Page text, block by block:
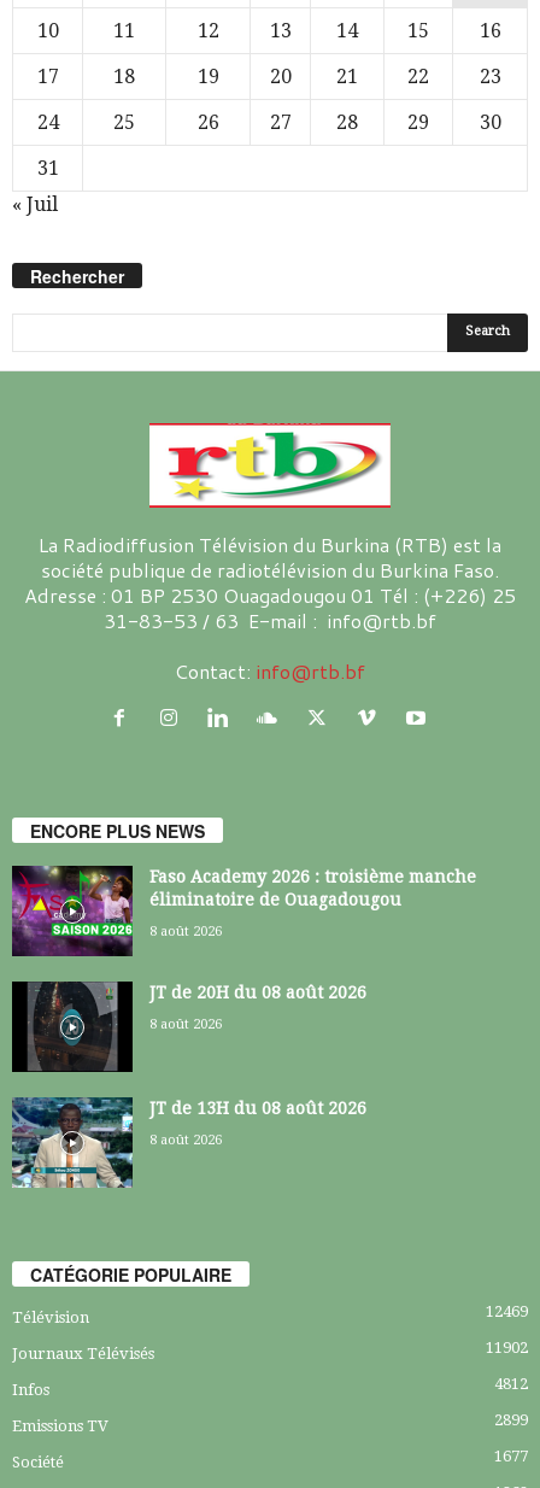
10
11 12 13 14 15
16
17
18 19 20 21 22
23
24
25 26 27 28 29
30
31
« Juil
Rechercher
La Radiodiffusion Télévision du Burkina (RTB) est la
société publique de radiotélévision du Burkina Faso.
Adresse : 01 BP 2530 Ouagadougou 01 Tél : (+226) 25
31-83-53 / 63 E-mail : info@rtb.bf
Contact: info@rtb.bf
ENCORE PLUS NEWS
Faso Academy 2026 : troisième manche
éliminatoire de Ouagadougou
8 août 2026
JT de 20H du 08 août 2026
8 août 2026
JT de 13H du 08 août 2026
8 août 2026
CATÉGORIE POPULAIRE
Télévision 12469
Journaux Télévisés 11902
Infos 4812
Emissions TV 2899
Société
1677